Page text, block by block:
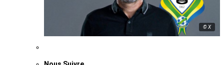
© X